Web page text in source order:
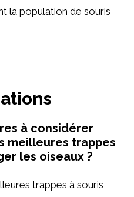
la population de souris
à considérer
meilleures trappes
les oiseaux ?
trappes à souris